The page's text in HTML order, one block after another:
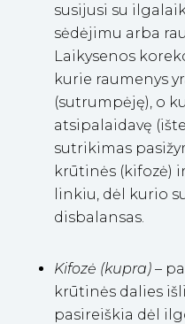
susijusi su
sėdėjimu arba
L aikysenos
kurie raumenys
(sutrumpėję), o
atsipalaidavę
sutrikimas
krūtinės (kifozė)
linkiu, dėl kurio
disbalansas.
Kifozė (kupra)–
krūtinės dalies
pasireiškia dėl